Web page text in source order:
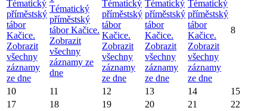
Tématický
příměstský
tábor
Kačice.
Zobrazit
všechny
záznamy
ze dne
Tématický
příměstský
tábor Kačice.
Zobrazit
všechny
záznamy ze
dne
Tématický
příměstský
tábor
Kačice.
Zobrazit
všechny
záznamy
ze dne
Tématický
příměstský
tábor
Kačice.
Zobrazit
všechny
záznamy
ze dne
Tématický
příměstský
tábor
Kačice.
Zobrazit
všechny
záznamy
ze dne
8
10 11 12 13 14
15
17
18 19 20 21 22